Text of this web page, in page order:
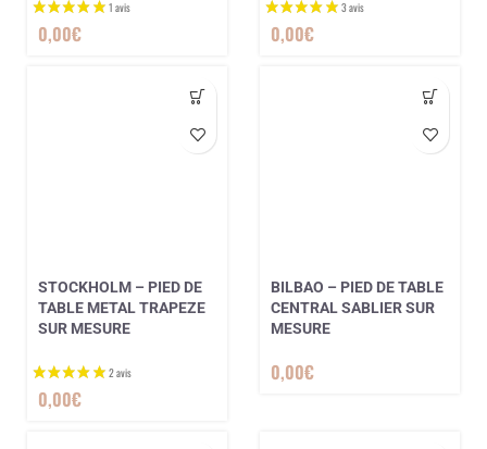
0,00€ 0,00€
STOCKHOLM – PIED DE
TABLE METAL TRAPEZE
SUR MESURE
0,00€
BILBAO – PIED DE TABLE
CENTRAL SABLIER SUR
MESURE
0,00€